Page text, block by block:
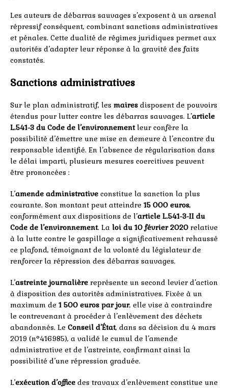
Les auteurs de débarras sauvages s’exposent à un arsenal
répressif conséquent, combinant sanctions administratives
et pénales. Cette dualité de régimes juridiques permet aux
autorités d’adapter leur réponse à la gravité des faits
constatés.
Sanctions administratives
Sur le plan administratif, les maires disposent de pouvoirs
étendus pour lutter contre les débarras sauvages. L’article
L.541-3 du Code de l’environnementleur confère la
possibilité d’émettre une mise en demeure à l’encontre du
responsable identifié. En l’absence de régularisation dans
le délai imparti, plusieurs mesures coercitives peuvent
être prononcées :
L’amende administrative constitue la sanction la plus
courante. Son montant peut atteindre 15 000 euros,
conformément aux dispositions de l’article L.541-3-II du
Code de l’environnement. La loi du 10 février 2020 relative
à la lutte contre le gaspillage a significativement rehaussé
ce plafond, témoignant de la volonté du législateur de
renforcer la répression des débarras sauvages.
L’astreinte journalière représente un second levier d’action
à disposition des autorités administratives. Fixée à un
maximum de 1 500 euros par jour, elle vise à contraindre
le contrevenant à procéder à l’enlèvement des déchets
abandonnés. Le Conseil d’État, dans sa décision du 4 mars
2019 (n°416985), a validé le cumul de l’amende
administrative et de l’astreinte, confirmant ainsi la
possibilité d’une répression graduée.
L’exécution d’office des travaux d’enlèvement constitue une